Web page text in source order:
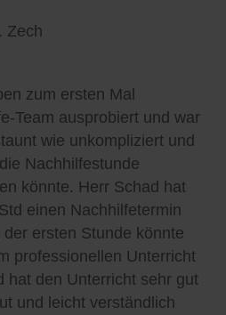
Zech
zum ersten Mal
Team ausprobiert und war
wie unkompliziert und
Nachhilfestunde
könnte. Herr Schad hat
einen Nachhilfetermin
ersten Stunde könnte
professionellen Unterricht
hat den Unterricht sehr gut
und leicht verständlich